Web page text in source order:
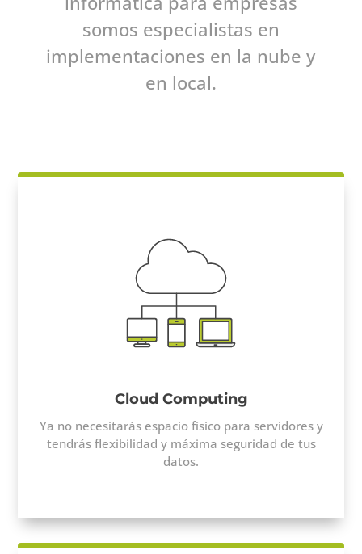
somos especialistas en
implementaciones en la nube y
en local.
Cloud Computing
Ya no necesitarás espacio físico para servidores y
tendrás flexibilidad y máxima seguridad de tus
datos.